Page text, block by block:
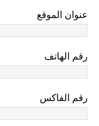
عنوان الموقع
رقم الهاتف
رقم الفاكس